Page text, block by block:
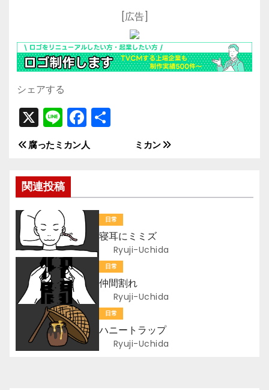
[広告]
シェアする
X Li
n
e
F
a
c
b
o
o
k
共
投
稿
ナ
ビ
ゲ
ー
シ
ョ
ン
ミカン
腐ったミカン人
関連投稿
日常
寝耳にミミズ
Ryuji-Uchida
日常
仲間割れ
Ryuji-Uchida
日常
ハニートラップ
Ryuji-Uchida